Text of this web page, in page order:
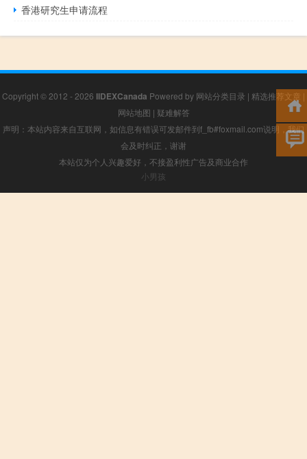
香港研究生申请流程
Copyright © 2012 - 2026 IIDEXCanada Powered by 网站分类目录 | 精选推荐文章 |
网站地图 | 疑难解答
声明：本站内容来自互联网，如信息有错误可发邮件到f_fb#foxmail.com说明，我们
会及时纠正，谢谢
本站仅为个人兴趣爱好，不接盈利性广告及商业合作
小男孩